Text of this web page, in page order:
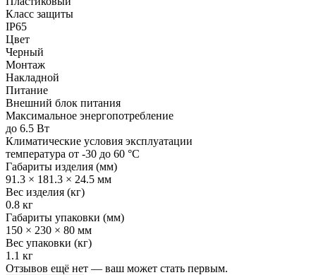
Класс защиты
IP65
Цвет
Черный
Монтаж
Накладной
Питание
Внешний блок питания
Максимальное энергопотребление
до 6.5 Вт
Климатические условия эксплуатации
температура от -30 до 60 °C
Габариты изделия (мм)
91.3 × 181.3 × 24.5 мм
Вес изделия (кг)
0.8 кг
Габариты упаковки (мм)
150 × 230 × 80 мм
Вес упаковки (кг)
1.1 кг
Отзывов ещё нет — ваш может стать первым.